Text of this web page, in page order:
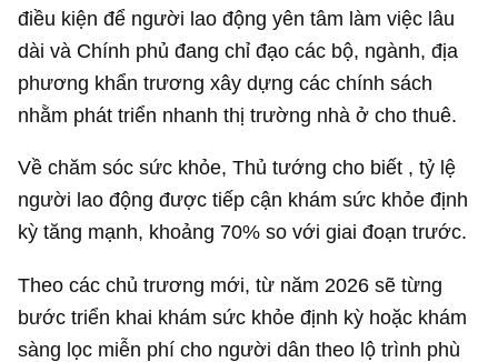
điều kiện để người lao động yên tâm làm việc lâu
dài và Chính phủ đang chỉ đạo các bộ, ngành, địa
phương khẩn trương xây dựng các chính sách
nhằm phát triển nhanh thị trường nhà ở cho thuê.
Về chăm sóc sức khỏe, Thủ tướng cho biết , tỷ lệ
người lao động được tiếp cận khám sức khỏe định
kỳ tăng mạnh, khoảng 70% so với giai đoạn trước.
Theo các chủ trương mới, từ năm 2026 sẽ từng
bước triển khai khám sức khỏe định kỳ hoặc khám
sàng lọc miễn phí cho người dân theo lộ trình phù